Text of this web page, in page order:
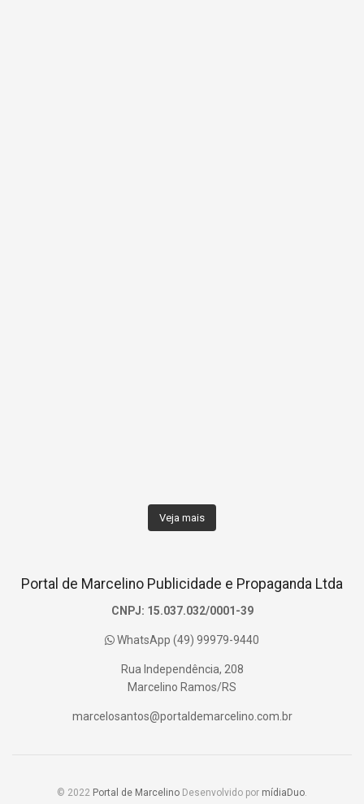
Veja mais
Portal de Marcelino Publicidade e Propaganda Ltda
CNPJ: 15.037.032/0001-39
WhatsApp (49) 99979-9440
Rua Independência, 208
Marcelino Ramos/RS
marcelosantos@portaldemarcelino.com.br
© 2022 Portal de Marcelino Desenvolvido por mídiaDuo